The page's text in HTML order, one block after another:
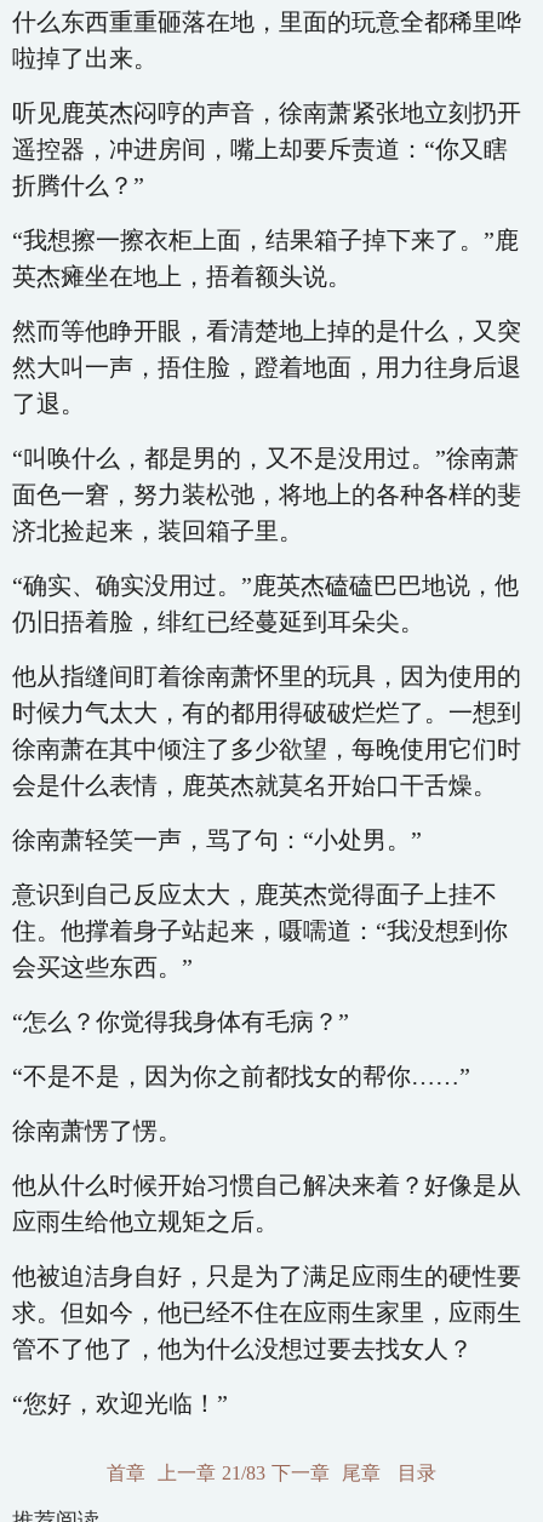
什么东西重重砸落在地，里面的玩意全都稀里哗
啦掉了出来。
听见鹿英杰闷哼的声音，徐南萧紧张地立刻扔开
遥控器，冲进房间，嘴上却要斥责道：“你又瞎
折腾什么？”
“我想擦一擦衣柜上面，结果箱子掉下来了。”鹿
英杰瘫坐在地上，捂着额头说。
然而等他睁开眼，看清楚地上掉的是什么，又突
然大叫一声，捂住脸，蹬着地面，用力往身后退
了退。
“叫唤什么，都是男的，又不是没用过。”徐南萧
面色一窘，努力装松弛，将地上的各种各样的斐
济北捡起来，装回箱子里。
“确实、确实没用过。”鹿英杰磕磕巴巴地说，他
仍旧捂着脸，绯红已经蔓延到耳朵尖。
他从指缝间盯着徐南萧怀里的玩具，因为使用的
时候力气太大，有的都用得破破烂烂了。一想到
徐南萧在其中倾注了多少欲望，每晚使用它们时
会是什么表情，鹿英杰就莫名开始口干舌燥。
徐南萧轻笑一声，骂了句：“小处男。”
意识到自己反应太大，鹿英杰觉得面子上挂不
住。他撑着身子站起来，嗫嚅道：“我没想到你
会买这些东西。”
“怎么？你觉得我身体有毛病？”
“不是不是，因为你之前都找女的帮你……”
徐南萧愣了愣。
他从什么时候开始习惯自己解决来着？好像是从
应雨生给他立规矩之后。
他被迫洁身自好，只是为了满足应雨生的硬性要
求。但如今，他已经不住在应雨生家里，应雨生
管不了他了，他为什么没想过要去找女人？
“您好，欢迎光临！”
首章 上一章 21/83 下一章 尾章 目录